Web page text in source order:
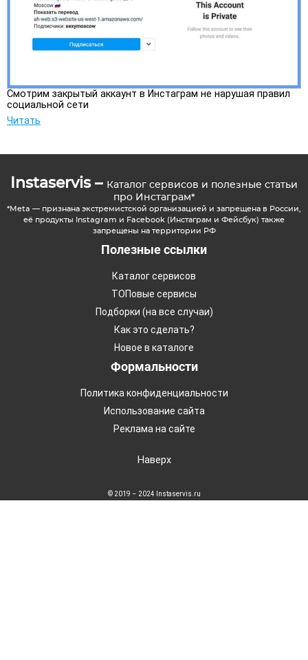
Смотрим закрытый аккаунт в Инстаграм не нарушая правил
социальной сети
Читать
Instaservis – Каталог сервисов и полезные статьи
про Инстаграм*
*Meta — признана экстремистской организацией и запрещена в России,
её продукты Instagram и Facebook (Инстаграм и Фейсбук) также
запрещены на территории РФ
Полезные ссылки
Каталог сервисов
ТОПовые сервисы
Подборки (на все случаи)
Как это сделать?
Новое в каталоге
Формальности
Политика конфиденциальности
Использование сайта
Реклама на сайте
Наверх
© 2019 – 2024 Instaservis.ru